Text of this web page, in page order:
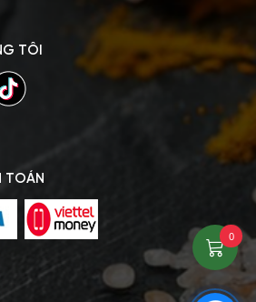
TÔI
TOÁN
0